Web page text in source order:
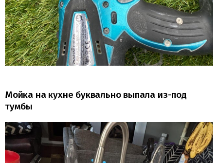
Мойка на кухне буквально выпала из-под
тумбы